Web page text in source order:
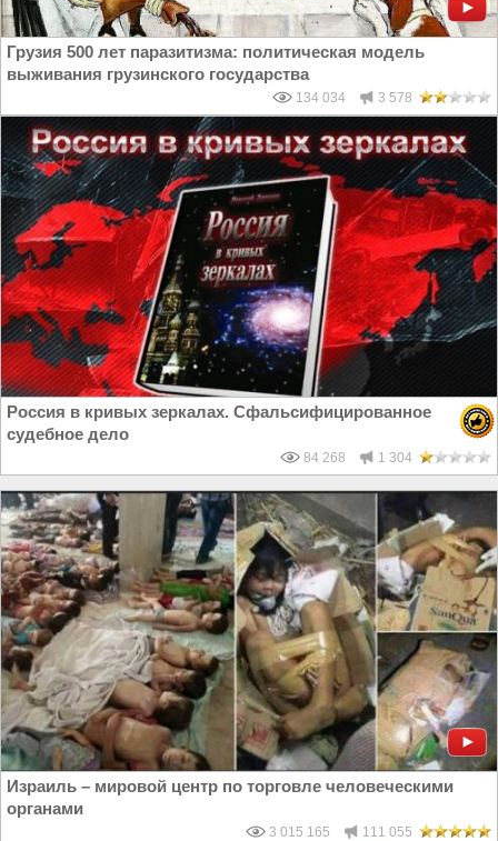
Грузия 500 лет паразитизма: политическая модель
выживания грузинского государства
134 034 3 578
Россия в кривых зеркалах. Сфальсифицированное
судебное дело
84 268 1 304
Израиль – мировой центр по торговле человеческими
органами
3 015 165 111 055